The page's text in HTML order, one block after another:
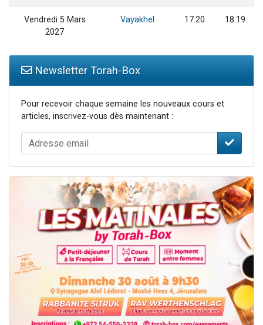
Vendredi 5 Mars
2027
Vayakhel 17:20 18:19
Newsletter Torah-Box
Pour recevoir chaque semaine les nouveaux cours et
articles, inscrivez-vous dès maintenant :